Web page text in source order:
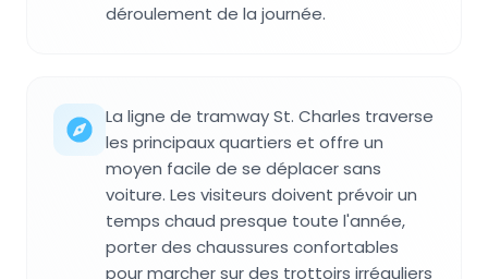
déroulement de la journée.
La ligne de tramway St. Charles traverse
les principaux quartiers et offre un
moyen facile de se déplacer sans
voiture. Les visiteurs doivent prévoir un
temps chaud presque toute l'année,
porter des chaussures confortables
pour marcher sur des trottoirs irréguliers